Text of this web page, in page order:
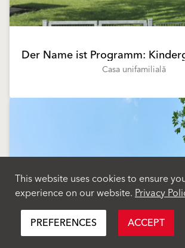
Casa unifamilială
This website uses cookies to ensure
experience on our website.Privacy
PREFERENCES
ACCEPT